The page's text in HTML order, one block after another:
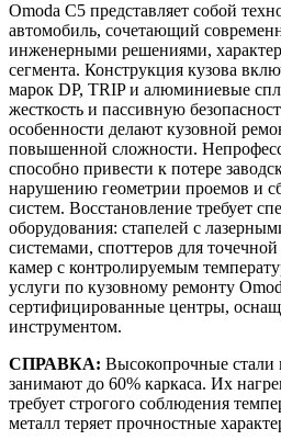
Omoda C5 представляет собой
автомобиль, сочетающий
инженерными решениями,
сегмента. Конструкция кузова
марок DP, TRIP и алюминиевые
жесткость и пассивную
особенности делают кузовной
повышенной сложности.
способно привести к потере
нарушению геометрии проемов и
систем. Восстановление требует
оборудования: стапелей с
системами, споттеров для
камер с контролируемым
услуги по кузовному ремонту
сертифицированные центры,
инструментом.
СПРАВКА: Высокопрочные стали
занимают до 60% каркаса. Их
требует строгого соблюдения
металл теряет прочностные